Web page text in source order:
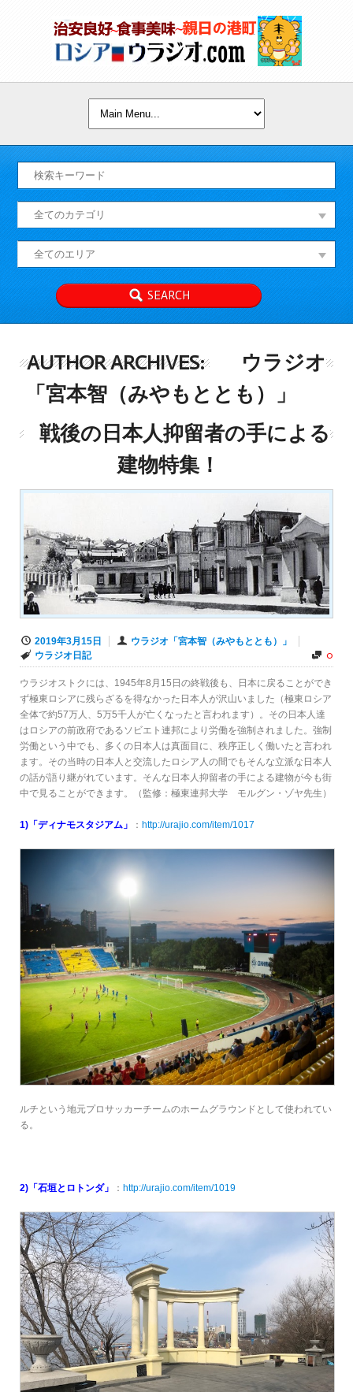
AUTHOR ARCHIVES:
ウラジオ
「宮本智（みやもととも）」
戦後の日本人抑留者の手による
建物特集！
2019年3月15日
ウラジオ「宮本智（みやもととも）」
ウラジオ日記
0
ウラジオストクには、1945年8月15日の終戦後も、日本に戻ることができ
ず極東ロシアに残らざるを得なかった日本人が沢山いました（極東ロシア
全体で約57万人、5万5千人が亡くなったと言われます）。その日本人達
はロシアの前政府であるソビエト連邦により労働を強制されました。強制
労働という中でも、多くの日本人は真面目に、秩序正しく働いたと言われ
ます。その当時の日本人と交流したロシア人の間でもそんな立派な日本人
の話が語り継がれています。そんな日本人抑留者の手による建物が今も街
中で見ることができます。（監修：極東連邦大学 モルグン・ゾヤ先生）
1)「ディナモスタジアム」 ： http://urajio.com/item/1017
ルチという地元プロサッカーチームのホームグラウンドとして使われてい
る。
2)「石垣とロトンダ」 ： http://urajio.com/item/1019